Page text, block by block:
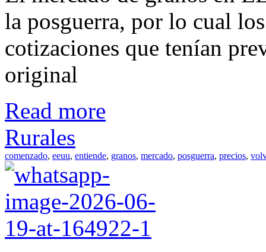
la posguerra, por lo cual
cotizaciones que tenían
original
Read more
Rurales
comenzado, eeuu, entiende, granos, mercado, posguerra, precios,